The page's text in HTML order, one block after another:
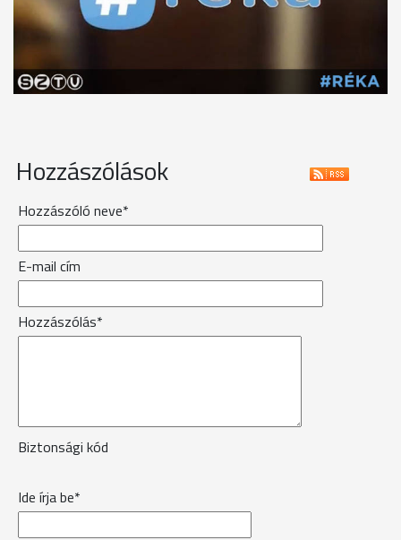
Hozzászólások
Hozzászóló neve*
E-mail cím
Hozzászólás*
Biztonsági kód
Ide írja be*